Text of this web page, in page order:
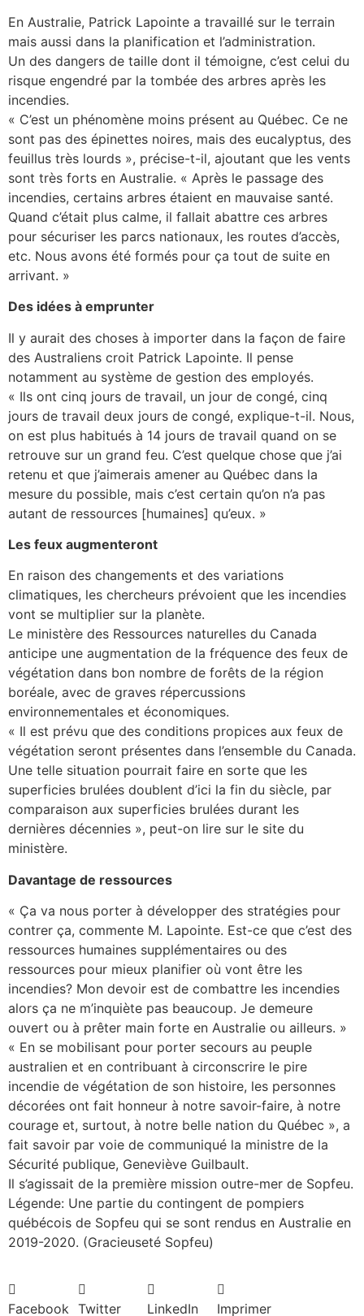
En Australie, Patrick Lapointe a travaillé sur le terrain
mais aussi dans la planification et l’administration.
Un des dangers de taille dont il témoigne, c’est celui du
risque engendré par la tombée des arbres après les
incendies.
« C’est un phénomène moins présent au Québec. Ce ne
sont pas des épinettes noires, mais des eucalyptus, des
feuillus très lourds », précise-t-il, ajoutant que les vents
sont très forts en Australie. « Après le passage des
incendies, certains arbres étaient en mauvaise santé.
Quand c’était plus calme, il fallait abattre ces arbres
pour sécuriser les parcs nationaux, les routes d’accès,
etc. Nous avons été formés pour ça tout de suite en
arrivant. »
Des idées à emprunter
Il y aurait des choses à importer dans la façon de faire
des Australiens croit Patrick Lapointe. Il pense
notamment au système de gestion des employés.
« Ils ont cinq jours de travail, un jour de congé, cinq
jours de travail deux jours de congé, explique-t-il. Nous,
on est plus habitués à 14 jours de travail quand on se
retrouve sur un grand feu. C’est quelque chose que j’ai
retenu et que j’aimerais amener au Québec dans la
mesure du possible, mais c’est certain qu’on n’a pas
autant de ressources [humaines] qu’eux. »
Les feux augmenteront
En raison des changements et des variations
climatiques, les chercheurs prévoient que les incendies
vont se multiplier sur la planète.
Le ministère des Ressources naturelles du Canada
anticipe une augmentation de la fréquence des feux de
végétation dans bon nombre de forêts de la région
boréale, avec de graves répercussions
environnementales et économiques.
« Il est prévu que des conditions propices aux feux de
végétation seront présentes dans l’ensemble du Canada.
Une telle situation pourrait faire en sorte que les
superficies brulées doublent d’ici la fin du siècle, par
comparaison aux superficies brulées durant les
dernières décennies », peut-on lire sur le site du
ministère.
Davantage de ressources
« Ça va nous porter à développer des stratégies pour
contrer ça, commente M. Lapointe. Est-ce que c’est des
ressources humaines supplémentaires ou des
ressources pour mieux planifier où vont être les
incendies? Mon devoir est de combattre les incendies
alors ça ne m’inquiète pas beaucoup. Je demeure
ouvert ou à prêter main forte en Australie ou ailleurs. »
« En se mobilisant pour porter secours au peuple
australien et en contribuant à circonscrire le pire
incendie de végétation de son histoire, les personnes
décorées ont fait honneur à notre savoir-faire, à notre
courage et, surtout, à notre belle nation du Québec », a
fait savoir par voie de communiqué la ministre de la
Sécurité publique, Geneviève Guilbault.
Il s’agissait de la première mission outre-mer de Sopfeu.
Légende: Une partie du contingent de pompiers
québécois de Sopfeu qui se sont rendus en Australie en
2019-2020. (Gracieuseté Sopfeu)
Facebook Twitter LinkedIn Imprimer